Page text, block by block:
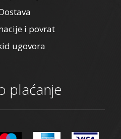
i povrat
ugovora
plaćanje